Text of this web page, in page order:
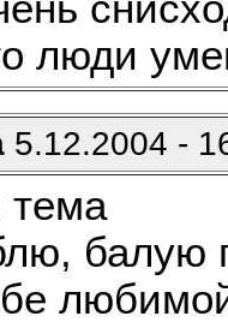
люди
5.12.2004 -
тема
балую